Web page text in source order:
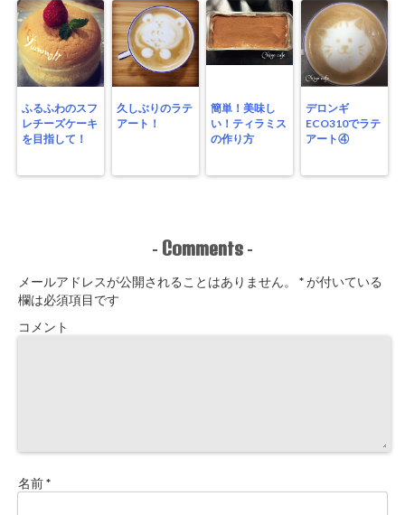
ふるふわのスフ
レチーズケーキ
を目指して！
久しぶりのラテ
アート！
簡単！美味し
い！ティラミス
の作り方
デロンギ
ECO310でラテ
アート④
- Comments -
メールアドレスが公開されることはありません。 *が付いている
欄は必須項目です
コメント
名前*